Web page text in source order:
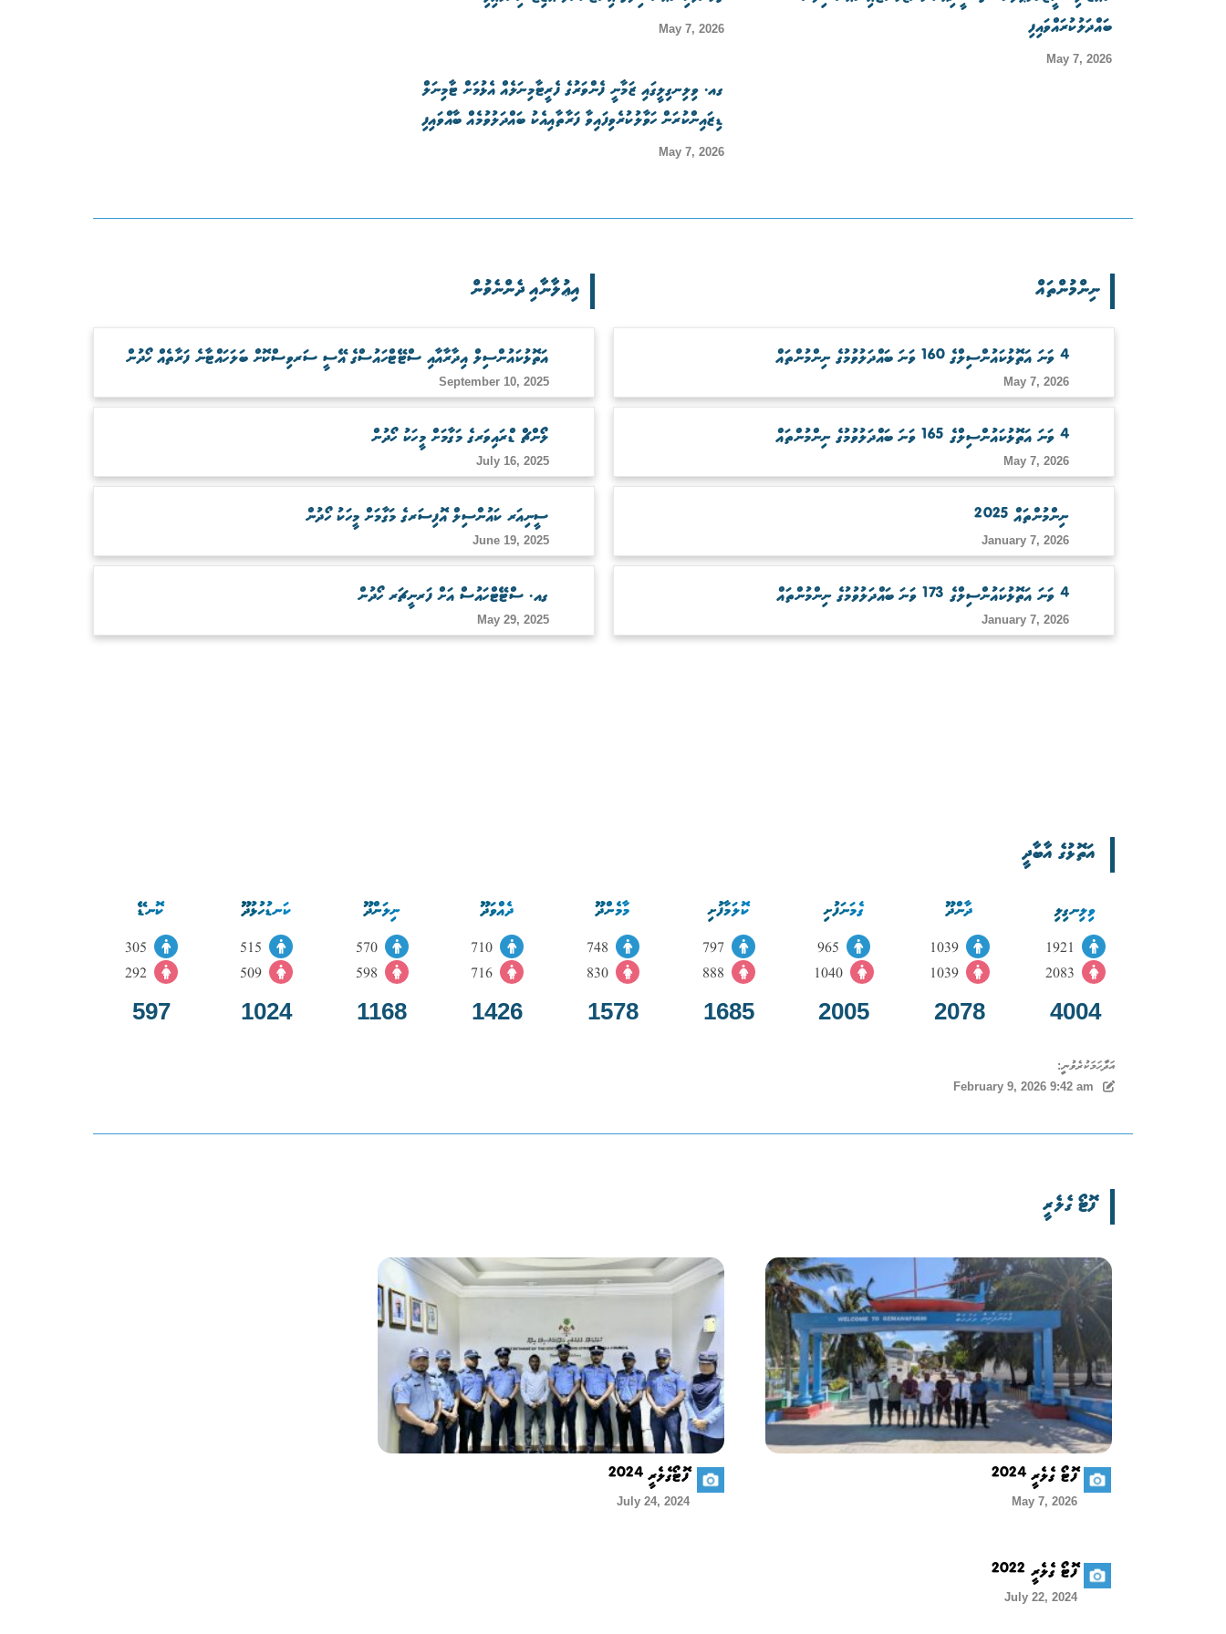
ބައްދަލުކުރައްވައިފި
May 7, 2026
May 7, 2026
ގއ. ވިލިނގިލީގައި ޒަމާނީ ފެންވަރުގެ ފެރީޓާމިނަލެއް އެޅުމަށް ޓާމިނަލް
ޑިޒައިންކުރަން ހަވާލުކުރެވިފައިވާ ފަރާތާއިއެކު ބައްދަލުވުމެއް ބާއްވައިފި
May 7, 2026
އިޢުލާނާއި ދެންނެވުން
އަތޮޅުކައުންސިލް އިދާރާއާއި ސްޓޭޓްހައުސްގެ އޭސީ ސަރވިސްކޮށް ބަލަހައްޓާނެ ފަރާތެއް ހޯދުން
September 10, 2025
ލޯންޗް ޑްރައިވަރގެ މަގާމަށް މީހަކު ހޯދުން
July 16, 2025
ސީނިއަރ ކައުންސިލް އޮފިސަރގެ މަގާމަށް މީހަކު ހޯދުން
June 19, 2025
ގއ. ސްޓޭޓްހައުސް އަށް ފަރނީޗަރ ހޯދުން
May 29, 2025
ނިންމުންތައް
4 ވަނަ އަތޮޅުކައުންސިލްގެ 160 ވަނަ ބައްދަލުވުމުގެ ނިންމުންތައް
May 7, 2026
4 ވަނަ އަތޮޅުކައުންސިލްގެ 165 ވަނަ ބައްދަލުވުމުގެ ނިންމުންތައް
May 7, 2026
ނިންމުންތައް 2025
January 7, 2026
4 ވަނަ އަތޮޅުކައުންސިލްގެ 173 ވަނަ ބައްދަލުވުމުގެ ނިންމުންތައް
January 7, 2026
އަތޮޅުގެ އާބާދީ
ވިލިނގިލި
4004
ދާންދޫ
1039
1039
2078
ގެމަނަފުށި
965
1040
2005
ކޮލަމާފުށި
797
1685
މާމެންދޫ
748
830
1578
ދެއްވަދޫ
710
716
1426
ނިލަންދޫ
570
1168
ކަނޑުހުޅުދޫ
515
509
1024
ކޮނޑޭ
292
597
އަދާހަމަކުރެވުނީ:
February 9, 2026 9:42 am
ފޮޓޯ ގެލެރީ
ފޮޓޯ ގެލެރީ 2024
May 7, 2026
ފޮޓޯގެލެރީ 2024
July 24, 2024
ފޮޓޯ ގެލެރީ 2022
July 22, 2024